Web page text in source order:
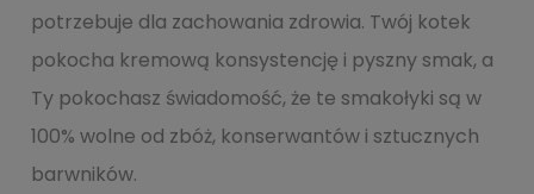
potrzebuje dla zachowania zdrowia. Twój kotek
pokocha kremową konsystencję i pyszny smak, a
Ty pokochasz świadomość, że te smakołyki są w
100% wolne od zbóż, konserwantów i sztucznych
barwników.